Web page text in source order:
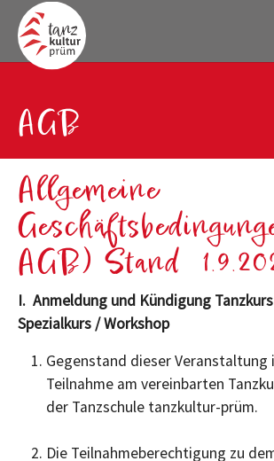
Zum Hauptinhalt springen
AGB
Allgemeine
AGB) Stand
I. Anmeldung und Kündigung
Spezialkurs / Workshop
Gegenstand dieser Veranstaltung
Teilnahme am vereinbarten
der Tanzschule tanzkultur-prüm.
Die Teilnahmeberechtigung zu